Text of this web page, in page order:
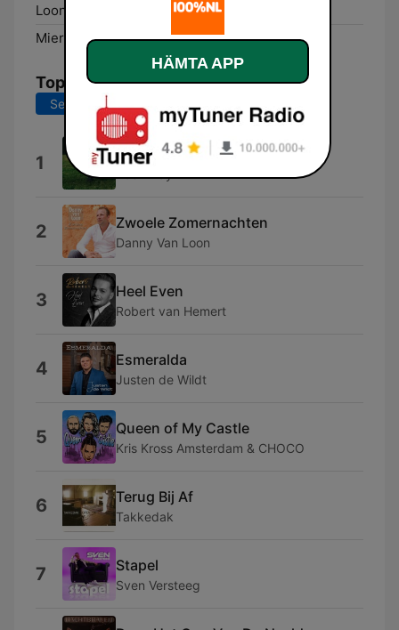
Loon op Zand:
90.0 FM
Mierlo:
94.9 FM
Topplåtar
Senaste 7 dagarna Senaste 30 dagarna
1 Patronen
Zoë Livay
2 Zwoele Zomernachten
Danny Van Loon
3 Heel Even
Robert van Hemert
4 Esmeralda
Justen de Wildt
5 Queen of My Castle
Kris Kross Amsterdam & CHOCO
6 Terug Bij Af
Takkedak
7 Stapel
Sven Versteeg
HÄMTA APP